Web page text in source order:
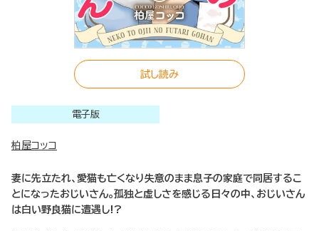
試し読み
電子版
柏屋コッコ
妻に先立たれ、愛猫も亡くなり失意のまま息子の家庭で同居するこ
とになったおじいさん。孤独と虚しさを感じる日々の中、おじいさん
は白い野良猫に遭遇し!?